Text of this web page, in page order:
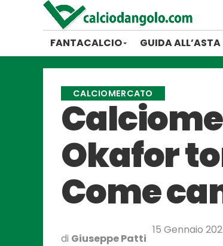
FANTACALCIO GUIDA ALL’ASTA
CALCIOMERCATO
Okafor
Come
di Giuseppe Patti
15 Gennaio